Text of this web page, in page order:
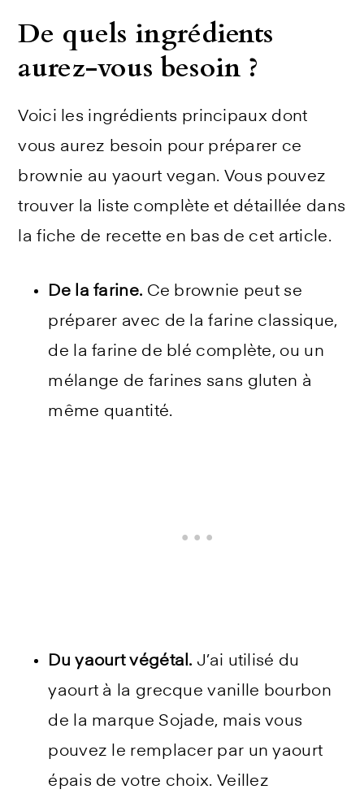
De quels ingrédients
aurez-vous besoin ?
Voici les ingrédients principaux dont
vous aurez besoin pour préparer ce
brownie au yaourt vegan. Vous pouvez
trouver la liste complète et détaillée dans
la fiche de recette en bas de cet article.
De la farine. Ce brownie peut se
préparer avec de la farine classique,
de la farine de blé complète, ou un
mélange de farines sans gluten à
même quantité.
Du yaourt végétal. J’ai utilisé du
yaourt à la grecque vanille bourbon
de la marque Sojade, mais vous
pouvez le remplacer par un yaourt
épais de votre choix. Veillez